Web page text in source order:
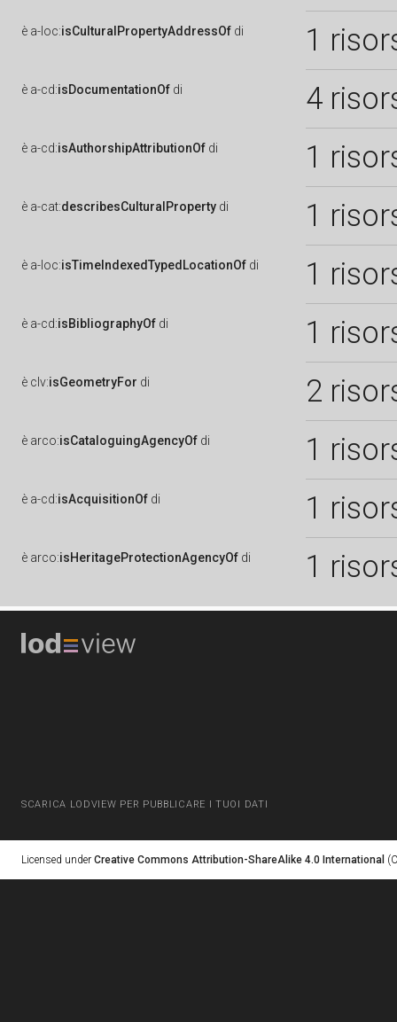
è a-loc:isCulturalPropertyAddressOf di 1
è a-cd:isDocumentationOf di 4
è a-cd:isAuthorshipAttributionOf di 1
è a-cat:describesCulturalProperty di 1
è a-loc:isTimeIndexedTypedLocationOf di 1
è a-cd:isBibliographyOf di 1
è clv:isGeometryFor di 2
è arco:isCataloguingAgencyOf di 1
è a-cd:isAcquisitionOf di 1
è arco:isHeritageProtectionAgencyOf di 1
SCARICA LODVIEW PER PUBBLICARE I TUOI DATI
Licensed under Creative Commons Attribution-ShareAlike 4.0 International